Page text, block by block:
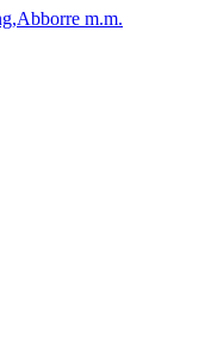
m.m.